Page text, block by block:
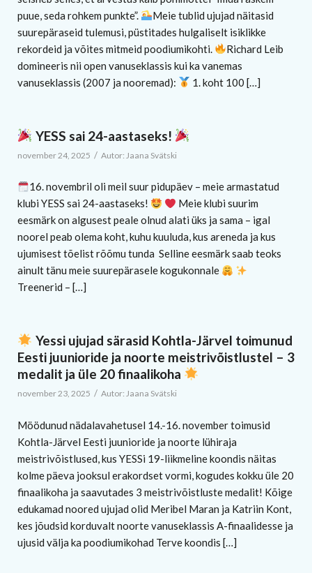
puue, seda rohkem punkte”.
Meie tublid ujujad näitasid
suurepäraseid tulemusi, püstitades hulgaliselt isiklikke
rekordeid ja võites mitmeid poodiumikohti.
Richard Leib
domineeris nii open vanuseklassis kui ka vanemas
vanuseklassis (2007 ja nooremad):
1. koht 100 […]
YESS sai 24-aastaseks!
november 24, 2025 / Autor: Jaana Svätski
16. novembril oli meil suur pidupäev – meie armastatud
klubi YESS sai 24-aastaseks!
Meie klubi suurim
eesmärk on algusest peale olnud alati üks ja sama – igal
noorel peab olema koht, kuhu kuuluda, kus areneda ja kus
ujumisest tõelist rõõmu tunda Selline eesmärk saab teoks
ainult tänu meie suurepärasele kogukonnale
Treenerid – […]
Yessi ujujad särasid Kohtla-Järvel toimunud
Eesti juunioride ja noorte meistrivõistlustel – 3
medalit ja üle 20 finaalikoha
november 23, 2025 / Autor: Jaana Svätski
Möödunud nädalavahetusel 14.-16. november toimusid
Kohtla-Järvel Eesti juunioride ja noorte lühiraja
meistrivõistlused, kus YESSi 19-liikmeline koondis näitas
kolme päeva jooksul erakordset vormi, kogudes kokku üle 20
finaalikoha ja saavutades 3 meistrivõistluste medalit! Kõige
edukamad noored ujujad olid Meribel Maran ja Katriin Kont,
kes jõudsid korduvalt noorte vanuseklassis A-finaalidesse ja
ujusid välja ka poodiumikohad Terve koondis […]